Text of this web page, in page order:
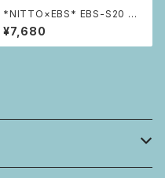
*NITTO×EBS* EBS-S20 ST
EM (ブラック)
¥7,680